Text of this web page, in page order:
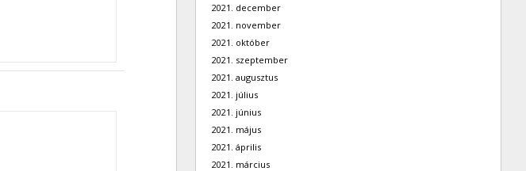
2021. december
2021. november
2021. október
2021. szeptember
2021. augusztus
2021. július
2021. június
2021. május
2021. április
2021. március